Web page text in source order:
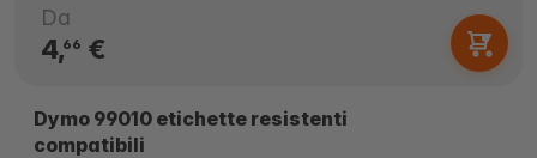
Da
4,66 €
Dymo 99010 etichette resistenti
compatibili